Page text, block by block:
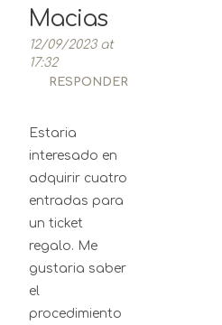
Macias
12/09/2023 at
17:32
RESPONDER
Estaria
interesado en
adquirir cuatro
entradas para
un ticket
regalo. Me
gustaria saber
el
procedimiento